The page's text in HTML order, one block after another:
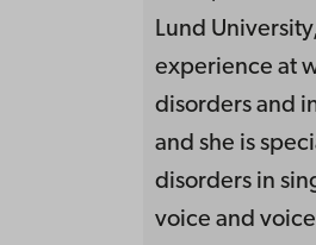
Lund
experience at
disorders and
and she is
disorders in
voice and